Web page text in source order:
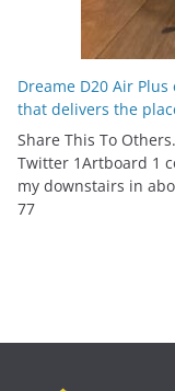
Dreame D20 Air
that delivers the
Share This To
Twitter 1Artboard 1
my downstairs in
77